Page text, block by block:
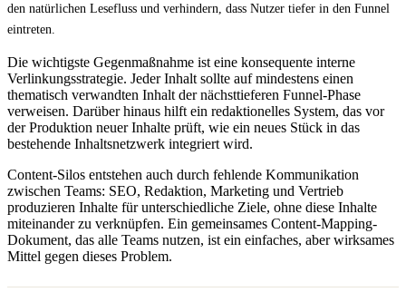
den natürlichen Lesefluss und verhindern, dass Nutzer tiefer in den Funnel
eintreten.
Die wichtigste Gegenmaßnahme ist eine konsequente interne
Verlinkungsstrategie. Jeder Inhalt sollte auf mindestens einen
thematisch verwandten Inhalt der nächsttieferen Funnel-Phase
verweisen. Darüber hinaus hilft ein redaktionelles System, das vor
der Produktion neuer Inhalte prüft, wie ein neues Stück in das
bestehende Inhaltsnetzwerk integriert wird.
Content-Silos entstehen auch durch fehlende Kommunikation
zwischen Teams: SEO, Redaktion, Marketing und Vertrieb
produzieren Inhalte für unterschiedliche Ziele, ohne diese Inhalte
miteinander zu verknüpfen. Ein gemeinsames Content-Mapping-
Dokument, das alle Teams nutzen, ist ein einfaches, aber wirksames
Mittel gegen dieses Problem.